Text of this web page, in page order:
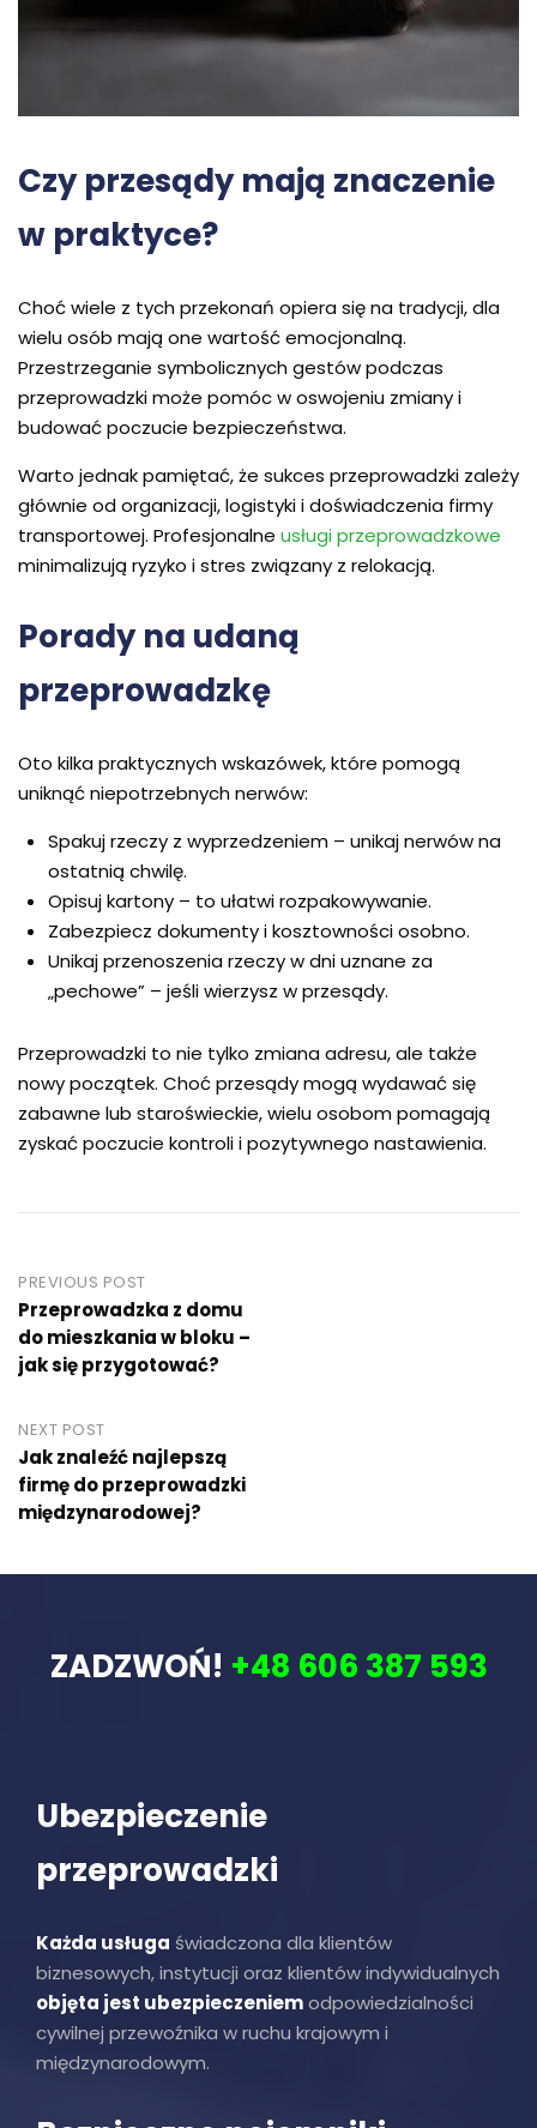
Czy przesądy mają znaczenie
w praktyce?
Choć wiele z tych przekonań opiera się na tradycji, dla
wielu osób mają one wartość emocjonalną.
Przestrzeganie symbolicznych gestów podczas
przeprowadzki może pomóc w oswojeniu zmiany i
budować poczucie bezpieczeństwa.
Warto jednak pamiętać, że sukces przeprowadzki zależy
głównie od organizacji, logistyki i doświadczenia firmy
transportowej. Profesjonalne usługi przeprowadzkowe
minimalizują ryzyko i stres związany z relokacją.
Porady na udaną
przeprowadzkę
Oto kilka praktycznych wskazówek, które pomogą
uniknąć niepotrzebnych nerwów:
Spakuj rzeczy z wyprzedzeniem – unikaj nerwów na
ostatnią chwilę.
Opisuj kartony – to ułatwi rozpakowywanie.
Zabezpiecz dokumenty i kosztowności osobno.
Unikaj przenoszenia rzeczy w dni uznane za
„pechowe” – jeśli wierzysz w przesądy.
Przeprowadzki to nie tylko zmiana adresu, ale także
nowy początek. Choć przesądy mogą wydawać się
zabawne lub staroświeckie, wielu osobom pomagają
zyskać poczucie kontroli i pozytywnego nastawienia.
Post
navigation
PREVIOUS POST
Przeprowadzka z domu
do mieszkania w bloku –
jak się przygotować?
NEXT POST
Jak znaleźć najlepszą
firmę do przeprowadzki
międzynarodowej?
ZADZWOŃ! +48 606 387 593
Ubezpieczenie
przeprowadzki
Każda usługa świadczona dla klientów
biznesowych, instytucji oraz klientów indywidualnych
objęta jest ubezpieczeniemodpowiedzialności
cywilnej przewoźnika w ruchu krajowym i
międzynarodowym.